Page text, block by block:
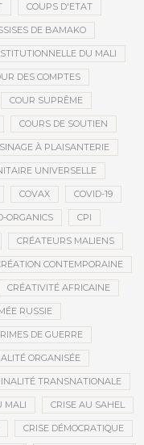
COUPS D'ETAT
DE BAMAKO
DU MALI
DES COMPTES
COUR SUPRÊME
COURS DE SOUTIEN
À PLAISANTERIE
UNIVERSELLE
COVAX COVID-19
ORGANICS CPI
CRÉATEURS MALIENS
CONTEMPORAINE
CRÉATIVITÉ AFRICAINE
RUSSIE
DE GUERRE
ORGANISÉE
TRANSNATIONALE
MALI CRISE AU SAHEL
CRISE DÉMOCRATIQUE